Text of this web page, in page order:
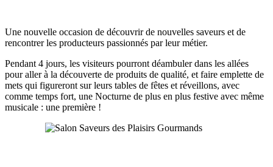
Une nouvelle occasion de découvrir de nouvelles saveurs et de
rencontrer les producteurs passionnés par leur métier.
Pendant 4 jours, les visiteurs pourront déambuler dans les allées
pour aller à la découverte de produits de qualité, et faire emplette de
mets qui figureront sur leurs tables de fêtes et réveillons, avec
comme temps fort, une Nocturne de plus en plus festive avec même
musicale : une première !